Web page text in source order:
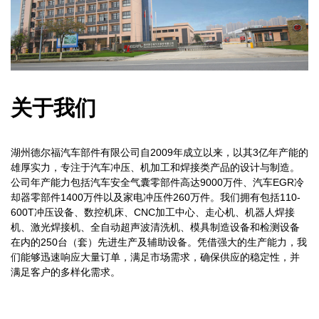
关于我们
湖州德尔福汽车部件有限公司自2009年成立以来，以其3亿年产能的
雄厚实力，专注于汽车冲压、机加工和焊接类产品的设计与制造。
公司年产能力包括汽车安全气囊零部件高达9000万件、汽车EGR冷
却器零部件1400万件以及家电冲压件260万件。我们拥有包括110-
600T冲压设备、数控机床、CNC加工中心、走心机、机器人焊接
机、激光焊接机、全自动超声波清洗机、模具制造设备和检测设备
在内的250台（套）先进生产及辅助设备。凭借强大的生产能力，我
们能够迅速响应大量订单，满足市场需求，确保供应的稳定性，并
满足客户的多样化需求。